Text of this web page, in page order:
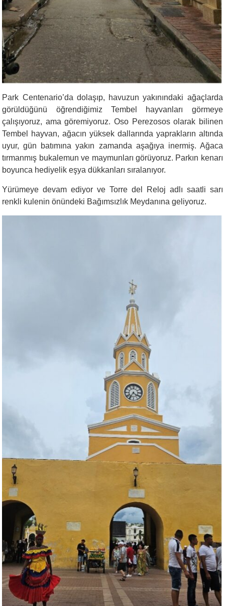
Park Centenario’da dolaşıp, havuzun yakınındaki ağaçlarda
görüldüğünü öğrendiğimiz Tembel hayvanları görmeye
çalışıyoruz, ama göremiyoruz. Oso Perezosos olarak bilinen
Tembel hayvan, ağacın yüksek dallarında yaprakların altında
uyur, gün batımına yakın zamanda aşağıya inermiş. Ağaca
tırmanmış bukalemun ve maymunları görüyoruz. Parkın kenarı
boyunca hediyelik eşya dükkanları sıralanıyor.
Yürümeye devam ediyor ve Torre del Reloj adlı saatli sarı
renkli kulenin önündeki Bağımsızlık Meydanına geliyoruz.